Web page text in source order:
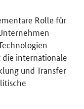
Rolle für
internationale
und Transfer